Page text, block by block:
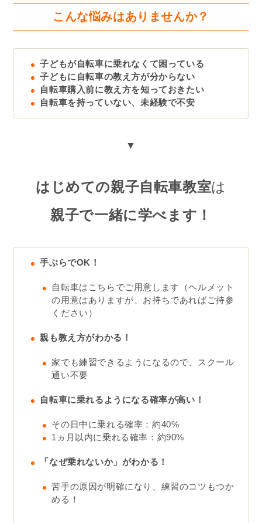
こんな悩みはありませんか？
子どもが自転車に乗れなくて困っている
子どもに自転車の教え方が分からない
自転車購入前に教え方を知っておきたい
自転車を持っていない、未経験で不安
▼
はじめての親子自転車教室は
親子で一緒に学べます！
手ぶらでOK！
自転車はこちらでご用意します（ヘルメット
の用意はありますが、お持ちであればご持参
ください）
親も教え方がわかる！
家でも練習できるようになるので、スクール
通い不要
自転車に乗れるようになる確率が高い！
その日中に乗れる確率：約40%
1ヵ月以内に乗れる確率：約90%
「なぜ乗れないか」がわかる！
苦手の原因が明確になり、練習のコツもつか
める！